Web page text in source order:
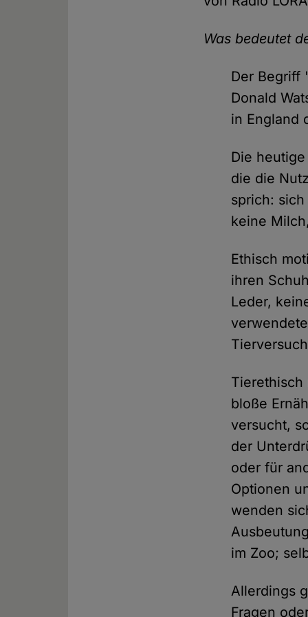
Was bedeutet
Der Begriff
Donald
in England
Die
die die
sprich:
keine
Ethisch
ihren
Leder,
Tierethisch
bloße
versucht,
der
oder für
Optionen
wenden
im Zoo;
Allerdings
Fragen